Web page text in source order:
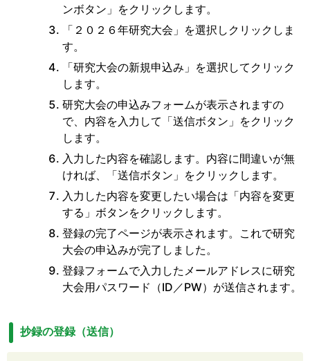
ンボタン」をクリックします。
「２０２６年研究大会」を選択しクリックしま
す。
「研究大会の新規申込み」を選択してクリック
します。
研究大会の申込みフォームが表示されますの
で、内容を入力して「送信ボタン」をクリック
します。
入力した内容を確認します。内容に間違いが無
ければ、「送信ボタン」をクリックします。
入力した内容を変更したい場合は「内容を変更
する」ボタンをクリックします。
登録の完了ページが表示されます。これで研究
大会の申込みが完了しました。
登録フォームで入力したメールアドレスに研究
大会用パスワード（ID／PW）が送信されます。
抄録の登録（送信）